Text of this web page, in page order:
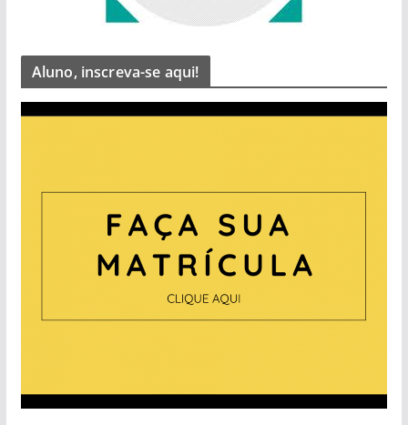
Aluno, inscreva-se aqui!